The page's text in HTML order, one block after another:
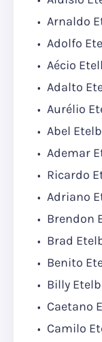
Arnaldo
Adolfo
Aécio
Adalto
Aurélio
Abel
Ademar
Ricardo
Adriano
Brendon
Brad
Benito
Billy
Caetano
Camilo